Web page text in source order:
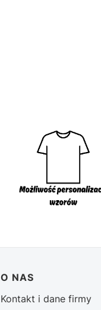
O NAS
Kontakt i dane firmy